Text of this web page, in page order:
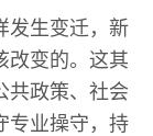
发生变迁，新
改变的。这其
共政策、社会
专业操守，持